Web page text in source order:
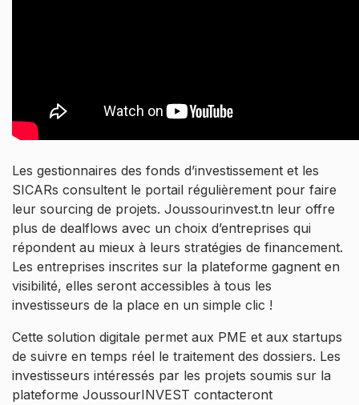
Les gestionnaires des fonds d’investissement et les
SICARs consultent le portail régulièrement pour faire
leur sourcing de projets. Joussourinvest.tn leur offre
plus de dealflows avec un choix d’entreprises qui
répondent au mieux à leurs stratégies de financement.
Les entreprises inscrites sur la plateforme gagnent en
visibilité, elles seront accessibles à tous les
investisseurs de la place en un simple clic !
Cette solution digitale permet aux PME et aux startups
de suivre en temps réel le traitement des dossiers. Les
investisseurs intéressés par les projets soumis sur la
plateforme JoussourINVEST contacteront